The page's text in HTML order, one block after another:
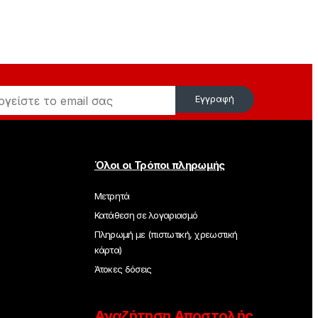
Εγγραφή
Όλοι οι Τρόποι πληρωμής
Μετρητά
Κατάθεση σε λογαριασμό
Πληρωμή με (πιστωτική, χρεωστική
κάρτα)
Άτοκες δόσεις